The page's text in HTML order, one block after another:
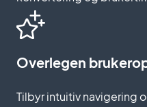
Overlegen
Tilbyr intuitiv navigering